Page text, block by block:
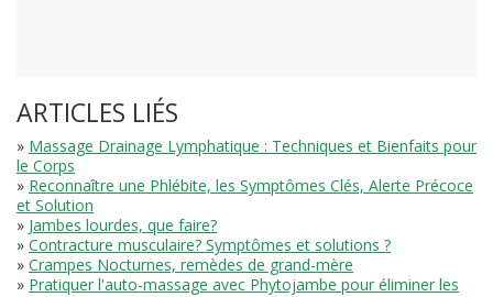
ARTICLES LIÉS
» Massage Drainage Lymphatique : Techniques et Bienfaits pour
le Corps
» Reconnaître une Phlébite, les Symptômes Clés, Alerte Précoce
et Solution
» Jambes lourdes, que faire?
» Contracture musculaire? Symptômes et solutions ?
» Crampes Nocturnes, remèdes de grand-mère
» Pratiquer l'auto-massage avec Phytojambe pour éliminer les